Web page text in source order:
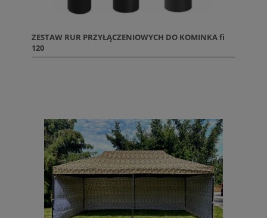
ZESTAW RUR PRZYŁĄCZENIOWYCH DO KOMINKA fi
120